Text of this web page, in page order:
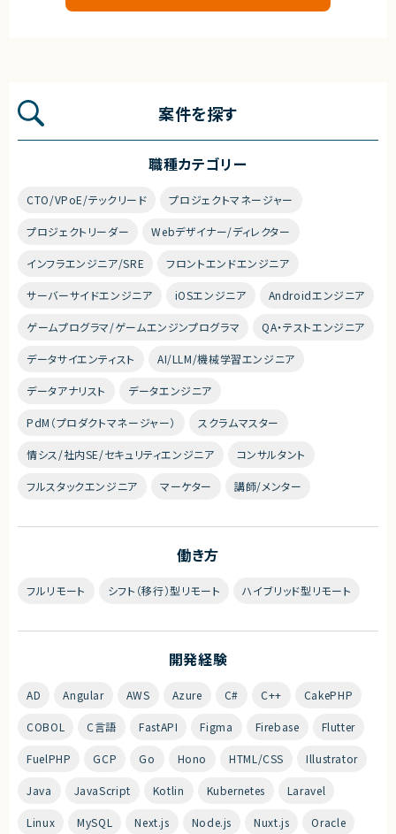
案件を探す
職種カテゴリー
CTO/VPoE/テックリード プロジェクトマネージャー
プロジェクトリーダー Webデザイナー/ディレクター
インフラエンジニア/SRE フロントエンドエンジニア
サーバーサイドエンジニア iOSエンジニア Androidエンジニア
ゲームプログラマ/ゲームエンジンプログラマ QA・テストエンジニア
データサイエンティスト AI/LLM/機械学習エンジニア
データアナリスト データエンジニア
PdM（プロダクトマネージャー） スクラムマスター
情シス/社内SE/セキュリティエンジニア コンサルタント
フルスタックエンジニア マーケター 講師/メンター
働き方
フルリモート シフト（移行）型リモート ハイブリッド型リモート
開発経験
AD Angular AWS Azure C# C++ CakePHP
COBOL C言語 FastAPI Figma Firebase Flutter
FuelPHP GCP Go Hono HTML/CSS Illustrator
Java JavaScript Kotlin Kubernetes Laravel
Linux MySQL Next.js Node.js Nuxt.js Oracle